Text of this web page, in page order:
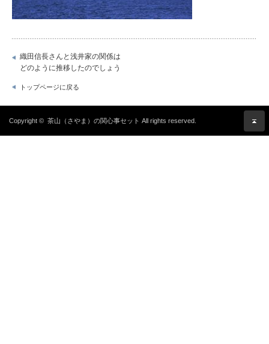
織田信長さんと浅井家の関係は
どのように推移したのでしょう
トップページに戻る
Copyright © 茶山（さやま）の関心事セット All rights reserved.